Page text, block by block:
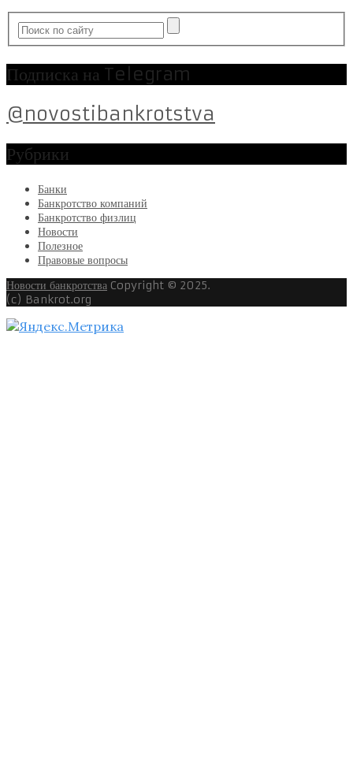
Подписка на Telegram
@novostibankrotstva
Рубрики
Банки
Банкротство компаний
Банкротство физлиц
Новости
Полезное
Правовые вопросы
Новости банкротства Copyright © 2025.
(c) Bankrot.org